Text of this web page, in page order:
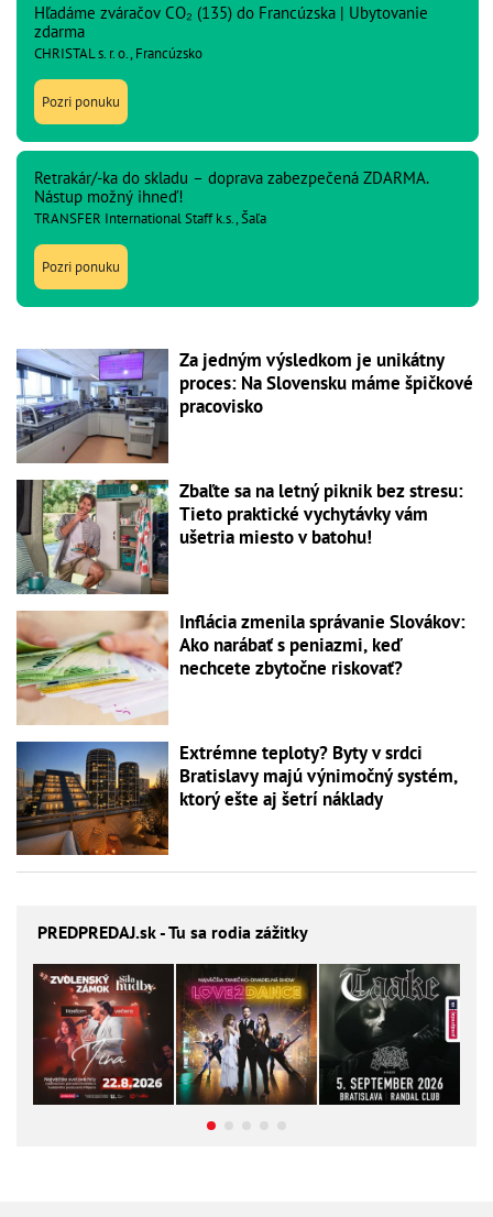
Hľadáme zváračov CO₂ (135) do Francúzska | Ubytovanie
zdarma
CHRISTAL s. r. o., Francúzsko
Pozri ponuku
Retrakár/-ka do skladu – doprava zabezpečená ZDARMA.
Nástup možný ihneď!
TRANSFER International Staff k.s., Šaľa
Pozri ponuku
Za jedným výsledkom je unikátny
proces: Na Slovensku máme špičkové
pracovisko
Zbaľte sa na letný piknik bez stresu:
Tieto praktické vychytávky vám
ušetria miesto v batohu!
Inflácia zmenila správanie Slovákov:
Ako narábať s peniazmi, keď
nechcete zbytočne riskovať?
Extrémne teploty? Byty v srdci
Bratislavy majú výnimočný systém,
ktorý ešte aj šetrí náklady
PREDPREDAJ.sk - Tu sa rodia zážitky